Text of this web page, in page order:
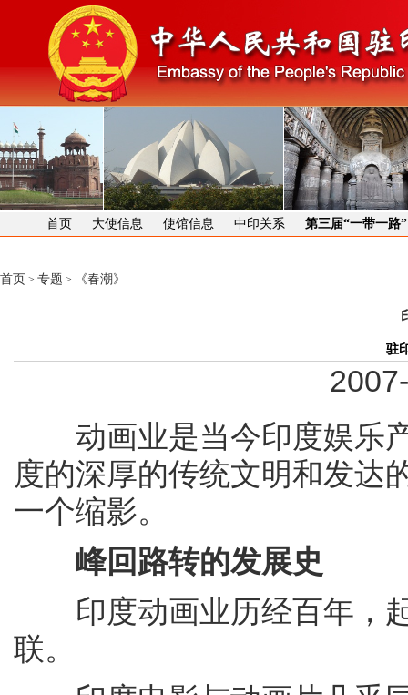
首页 大使信息 使馆信息 中印关系 第三届“一带一路
首页 > 专题 > 《春潮》
驻
动画业是当今印度娱乐产
度的深厚的传统文明和发达
一个缩影。
峰回路转的发展史
印度动画业历经百年，起
联。